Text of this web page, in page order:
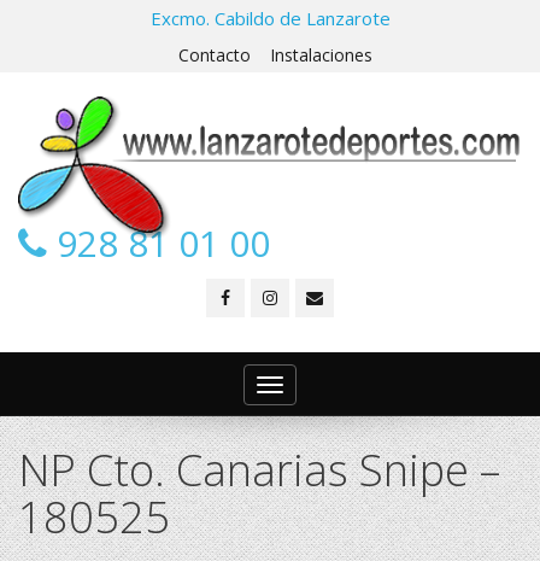
Excmo. Cabildo de Lanzarote
Contacto Instalaciones
928 81 01 00
Toggle
navigation
NP Cto. Canarias Snipe –
180525